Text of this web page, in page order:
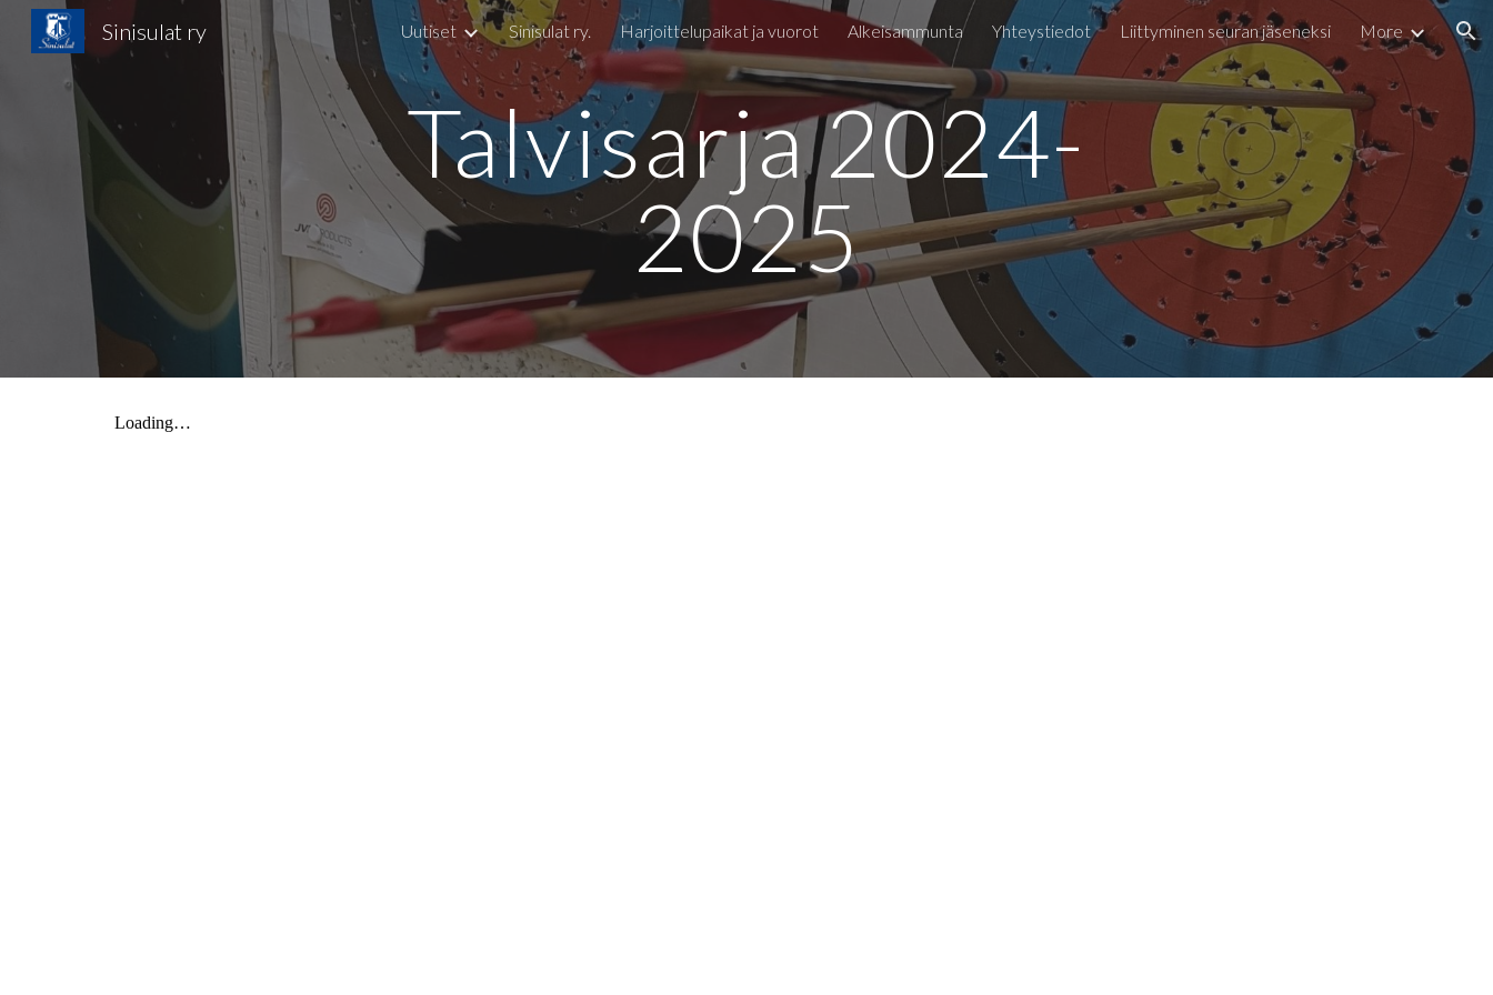
Skip to main content Skip to navigation
Sinisulat ry Uutiset Sinisulat ry. Harjoittelupaikat ja vuorot Alkeisammunta Yhteystiedot Liittyminen seuran jäseneksi More
Talvisarja 2024-
2025